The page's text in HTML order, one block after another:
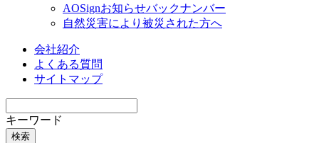
AOSignお知らせバックナンバー
自然災害により被災された方へ
会社紹介
よくある質問
サイトマップ
キーワード
検索